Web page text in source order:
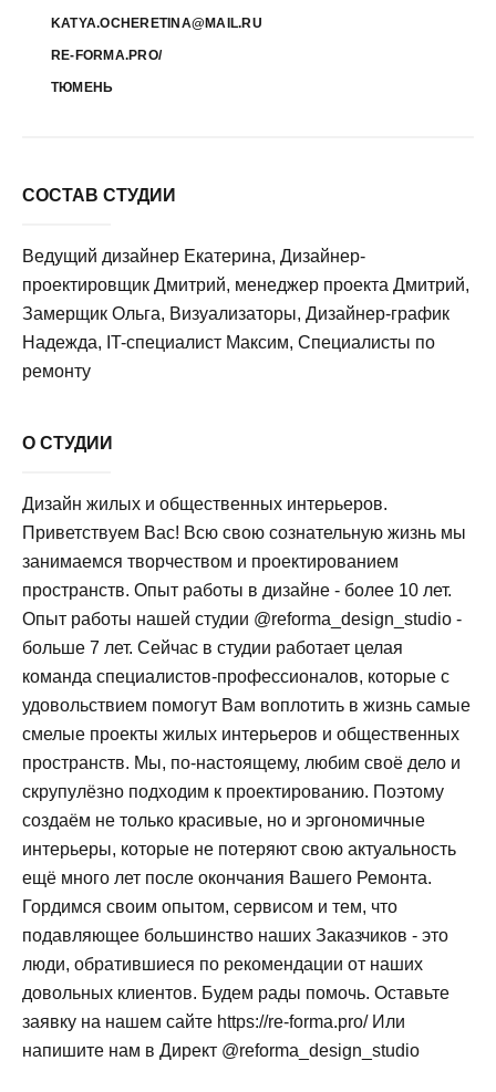
KATYA.OCHERETINA@MAIL.RU
RE-FORMA.PRO/
ТЮМЕНЬ
СОСТАВ СТУДИИ
Ведущий дизайнер Екатерина, Дизайнер-
проектировщик Дмитрий, менеджер проекта Дмитрий,
Замерщик Ольга, Визуализаторы, Дизайнер-график
Надежда, IT-специалист Максим, Специалисты по
ремонту
О СТУДИИ
Дизайн жилых и общественных интерьеров.
Приветствуем Вас! Всю свою сознательную жизнь мы
занимаемся творчеством и проектированием
пространств. Опыт работы в дизайне - более 10 лет.
Опыт работы нашей студии @reforma_design_studio -
больше 7 лет. Сейчас в студии работает целая
команда специалистов-профессионалов, которые с
удовольствием помогут Вам воплотить в жизнь самые
смелые проекты жилых интерьеров и общественных
пространств. Мы, по-настоящему, любим своё дело и
скрупулёзно подходим к проектированию. Поэтому
создаём не только красивые, но и эргономичные
интерьеры, которые не потеряют свою актуальность
ещё много лет после окончания Вашего Ремонта.
Гордимся своим опытом, сервисом и тем, что
подавляющее большинство наших Заказчиков - это
люди, обратившиеся по рекомендации от наших
довольных клиентов. Будем рады помочь. Оставьте
заявку на нашем сайте https://re-forma.pro/ Или
напишите нам в Директ @reforma_design_studio